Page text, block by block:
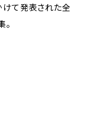
て発表された全